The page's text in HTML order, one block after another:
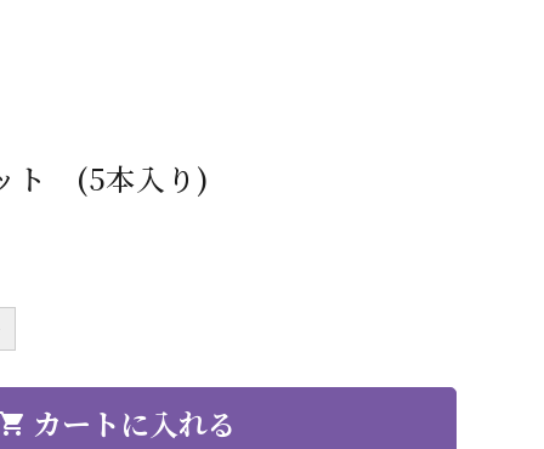
ト (5本入り)
shopping_cart カートに入れる